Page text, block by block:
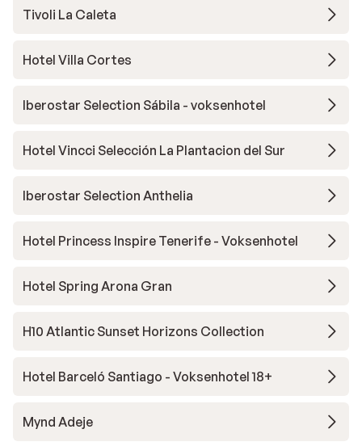
Tivoli La Caleta
Hotel Villa Cortes
Iberostar Selection Sábila - voksenhotel
Hotel Vincci Selección La Plantacion del Sur
Iberostar Selection Anthelia
Hotel Princess Inspire Tenerife - Voksenhotel
Hotel Spring Arona Gran
H10 Atlantic Sunset Horizons Collection
Hotel Barceló Santiago - Voksenhotel 18+
Mynd Adeje